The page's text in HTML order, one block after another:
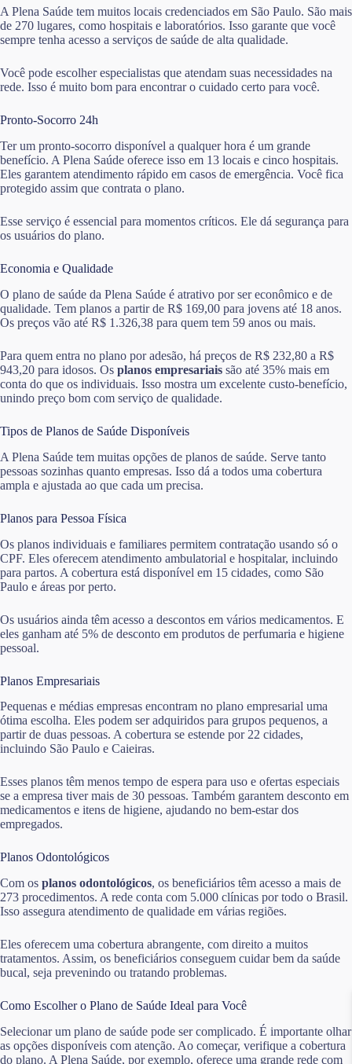
A Plena Saúde tem muitos locais credenciados em São Paulo. São mais
de 270 lugares, como hospitais e laboratórios. Isso garante que você
sempre tenha acesso a serviços de saúde de alta qualidade.
Você pode escolher especialistas que atendam suas necessidades na
rede. Isso é muito bom para encontrar o cuidado certo para você.
Pronto-Socorro 24h
Ter um pronto-socorro disponível a qualquer hora é um grande
benefício. A Plena Saúde oferece isso em 13 locais e cinco hospitais.
Eles garantem atendimento rápido em casos de emergência. Você fica
protegido assim que contrata o plano.
Esse serviço é essencial para momentos críticos. Ele dá segurança para
os usuários do plano.
Economia e Qualidade
O plano de saúde da Plena Saúde é atrativo por ser econômico e de
qualidade. Tem planos a partir de R$ 169,00 para jovens até 18 anos.
Os preços vão até R$ 1.326,38 para quem tem 59 anos ou mais.
Para quem entra no plano por adesão, há preços de R$ 232,80 a R$
943,20 para idosos. Os planos empresariais são até 35% mais em
conta do que os individuais. Isso mostra um excelente custo-benefício,
unindo preço bom com serviço de qualidade.
Tipos de Planos de Saúde Disponíveis
A Plena Saúde tem muitas opções de planos de saúde. Serve tanto
pessoas sozinhas quanto empresas. Isso dá a todos uma cobertura
ampla e ajustada ao que cada um precisa.
Planos para Pessoa Física
Os planos individuais e familiares permitem contratação usando só o
CPF. Eles oferecem atendimento ambulatorial e hospitalar, incluindo
para partos. A cobertura está disponível em 15 cidades, como São
Paulo e áreas por perto.
Os usuários ainda têm acesso a descontos em vários medicamentos. E
eles ganham até 5% de desconto em produtos de perfumaria e higiene
pessoal.
Planos Empresariais
Pequenas e médias empresas encontram no plano empresarial uma
ótima escolha. Eles podem ser adquiridos para grupos pequenos, a
partir de duas pessoas. A cobertura se estende por 22 cidades,
incluindo São Paulo e Caieiras.
Esses planos têm menos tempo de espera para uso e ofertas especiais
se a empresa tiver mais de 30 pessoas. Também garantem desconto em
medicamentos e itens de higiene, ajudando no bem-estar dos
empregados.
Planos Odontológicos
Com os planos odontológicos, os beneficiários têm acesso a mais de
273 procedimentos. A rede conta com 5.000 clínicas por todo o Brasil.
Isso assegura atendimento de qualidade em várias regiões.
Eles oferecem uma cobertura abrangente, com direito a muitos
tratamentos. Assim, os beneficiários conseguem cuidar bem da saúde
bucal, seja prevenindo ou tratando problemas.
Como Escolher o Plano de Saúde Ideal para Você
Selecionar um plano de saúde pode ser complicado. É importante olhar
as opções disponíveis com atenção. Ao começar, verifique a cobertura
do plano. A Plena Saúde, por exemplo, oferece uma grande rede com